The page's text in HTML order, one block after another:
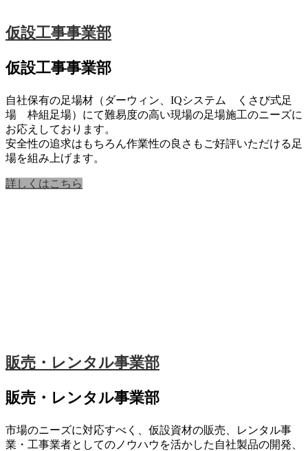
仮設工事事業部
仮設工事事業部
自社保有の足場材（ダーウィン、IQシステム くさび式足
場 枠組足場）にて難易度の高い現場の足場施工のニーズに
お応えしております。
安全性の追求はもちろん作業性の良さもご好評いただける足
場を組み上げます。
詳しくはこちら
販売・レンタル事業部
販売・レンタル事業部
市場のニーズに対応すべく、仮設資材の販売、レンタル事
業・工事業者としてのノウハウを活かした自社製品の開発、